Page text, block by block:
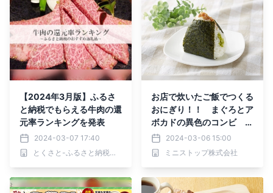
【2024年3月版】ふるさ
と納税でもらえる牛肉の還
元率ランキングを発表
2024-03-07 17:40
とくさと-ふるさと納税還元率ランキング-
お店で炊いたご飯でつくる
おにぎり！！ まぐろとア
ボカドの異色のコンビ
「手づくりおにぎり まぐ
ろアボカド」３月８日
（金）新発売 「九州の
品惣菜同時購入で１セット
2024-03-06 15:00
ミニストップ株式会社